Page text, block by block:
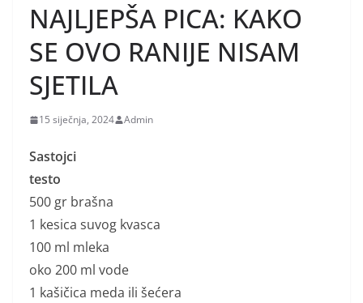
NAJLJEPŠA PICA: KAKO
SE OVO RANIJE NISAM
SJETILA
15 siječnja, 2024 Admin
Sastojci
testo
500 gr brašna
1 kesica suvog kvasca
100 ml mleka
oko 200 ml vode
1 kašičica meda ili šećera